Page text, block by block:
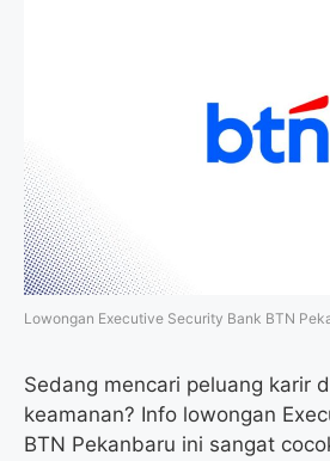
Lowongan Executive Security Bank BTN
Sedang mencari peluang karir
keamanan? Info lowongan
BTN Pekanbaru ini sangat